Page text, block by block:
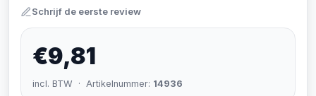
Schrijf de eerste review
€9,81
incl. BTW · Artikelnummer: 14936